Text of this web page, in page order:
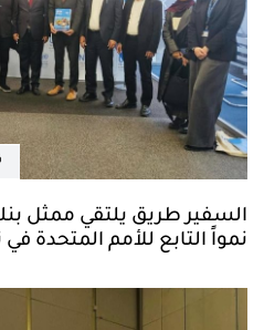
السفير طريق يلتقي ممثل
نمواً التابع للأمم المتحدة في